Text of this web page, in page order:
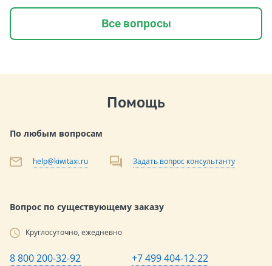
Все вопросы
Помощь
По любым вопросам
help@kiwitaxi.ru Задать вопрос консультанту
Вопрос по существующему заказу
Круглосуточно, ежедневно
8 800 200-32-92 +7 499 404-12-22